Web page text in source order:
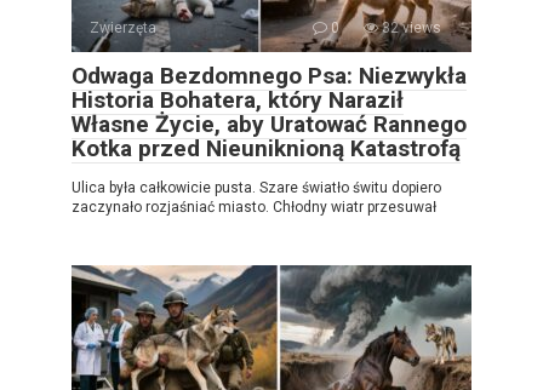
Zwierzęta 0 32 views
Odwaga Bezdomnego Psa: Niezwykła
Historia Bohatera, który Naraził
Własne Życie, aby Uratować Rannego
Kotka przed Nieuniknioną Katastrofą
Ulica była całkowicie pusta. Szare światło świtu dopiero
zaczynało rozjaśniać miasto. Chłodny wiatr przesuwał